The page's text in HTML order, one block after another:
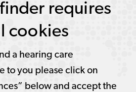
requires
cookies
a hearing care
to you please click on
below and accept the